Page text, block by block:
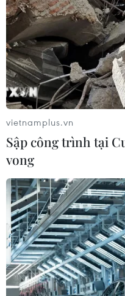
vietnamplus.vn
Sập công trình tại
vong